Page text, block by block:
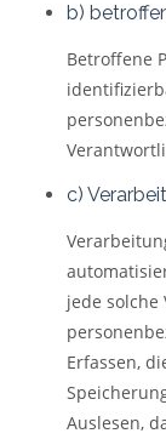
b)
Betroffene
c)
jede solche
Erfassen,
Auslesen,